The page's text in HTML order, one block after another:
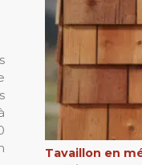
Tavaillon en